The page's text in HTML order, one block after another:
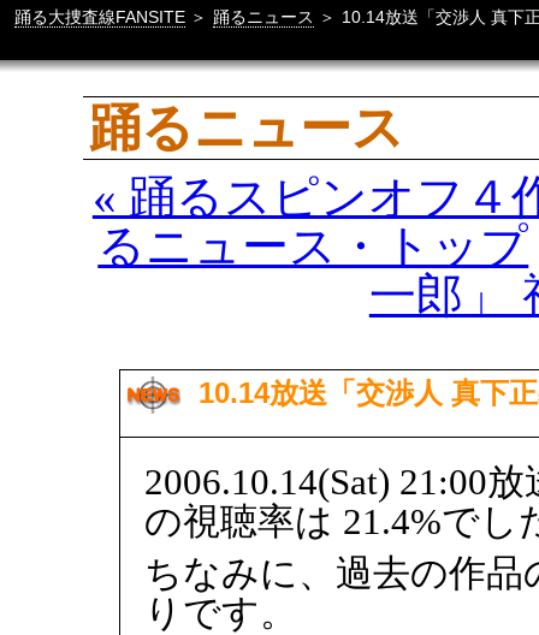
踊る大捜査線FANSITE ＞ 踊るニュース ＞ 10.14放送「交渉人 真下
踊るニュース
« 踊るスピンオフ４
るニュース・トップ
一郎」
10.14放送「交渉人 真下
2006.10.14(Sat) 21:00
の視聴率は 21.4%でし
ちなみに、過去の作
りです。